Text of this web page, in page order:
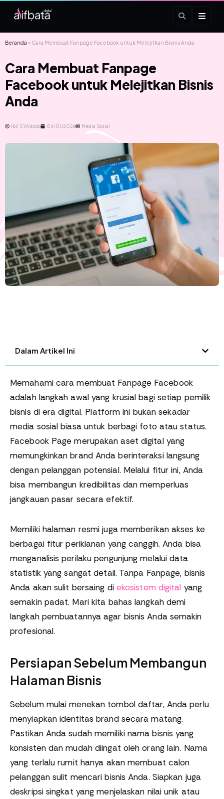
Beranda » Cara Membuat Fanpage Facebook untuk Melejitkan Bisnis Anda
Cara Membuat Fanpage
Facebook untuk Melejitkan Bisnis
Anda
Ibil S Widodo 04/01/2026 Media Sosial
Dalam Artikel Ini
Memahami cara membuat Fanpage Facebook
adalah langkah awal yang krusial bagi setiap pemilik
bisnis di era digital. Platform ini bukan sekadar
media sosial biasa untuk berbagi foto atau status.
Facebook Page merupakan aset digital yang
memungkinkan brand Anda berinteraksi langsung
dengan pelanggan potensial. Melalui fitur ini, Anda
bisa membangun kredibilitas dan memperluas
jangkauan pasar secara efektif.
Memiliki halaman resmi juga memberikan akses ke
berbagai fitur periklanan yang canggih. Anda bisa
menganalisis perilaku pengunjung melalui data
statistik yang sangat detail. Tanpa Fanpage, bisnis
Anda akan sulit bersaing di ekosistem digital yang
semakin padat. Mari kita bahas langkah demi
langkah pembuatannya agar bisnis Anda semakin
profesional.
Persiapan Sebelum Membangun
Halaman Bisnis
Sebelum mulai menekan tombol daftar, Anda perlu
menyiapkan identitas brand secara matang.
Pastikan Anda sudah memiliki nama bisnis yang
konsisten dan mudah diingat oleh orang lain. Nama
yang terlalu rumit hanya akan membuat calon
pelanggan sulit mencari bisnis Anda. Siapkan juga
deskripsi singkat yang menjelaskan nilai unik atau